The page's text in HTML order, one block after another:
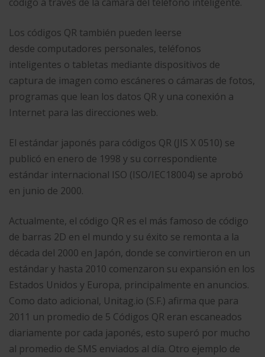
Los códigos QR también pueden leerse
desde computadores personales, teléfonos
inteligentes o tabletas mediante dispositivos de
captura de imagen como escáneres o cámaras de fotos,
programas que lean los datos QR y una conexión a
Internet para las direcciones web.
El estándar japonés para códigos QR (JIS X 0510) se
publicó en enero de 1998 y su correspondiente
estándar internacional ISO (ISO/IEC18004) se aprobó
en junio de 2000.
Actualmente, el código QR es el más famoso de código
de barras 2D en el mundo y su éxito se remonta a la
década del 2000 en Japón, donde se convirtieron en un
estándar y hasta 2010 comenzaron su expansión en los
Estados Unidos y Europa, principalmente en anuncios.
Como dato adicional, Unitag.io (S.F.) afirma que para
2011 un promedio de 5 Códigos QR eran escaneados
diariamente por cada japonés, esto superó por mucho
al promedio de SMS enviados al día. Otro ejemplo de